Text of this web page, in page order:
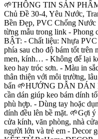
🌱THÔNG TIN SẢN
Chủ Đề 30-4, Yêu Nước,
Bền Đẹp, PVC Chống
từng mẫu trong link -
BẬT: - Chất liệu: Nhựa
phía sau cho độ bám tốt trên
men, kính… - Không để lại
keo hay tróc sơn. - Màu in
thân thiện với môi trường,
bẩn 🌱HƯỚNG DẪN DÁN
cần dán giúp keo bám dính
phù hợp. - Dùng tay hoặc
dính đều lên bề mặt. 🌱Gợi
cửa kính, văn phòng, nhà
người lớn và trẻ em - Decor